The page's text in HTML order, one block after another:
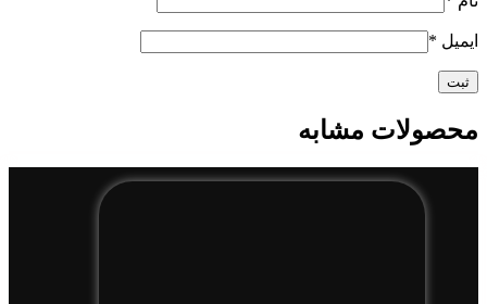
ایمیل *
محصولات مشابه